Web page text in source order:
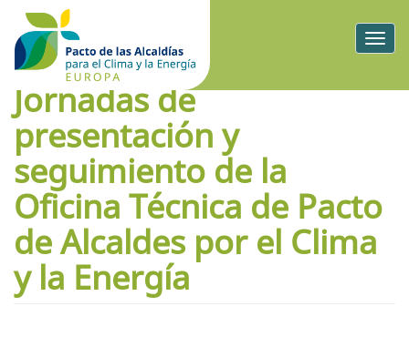
Jornadas de
presentación y
seguimiento de la
Oficina Técnica de Pacto
de Alcaldes por el Clima
y la Energía